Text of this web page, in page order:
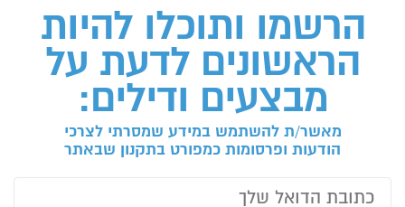
הרשמו ותוכלו להיות
הראשונים לדעת על
מבצעים ודילים:
מאשר/ת להשתמש במידע שמסרתי לצרכי
הודעות ופרסומות כמפורט בתקנון שבאתר